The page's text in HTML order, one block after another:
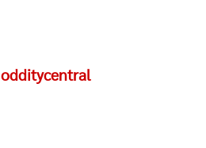
odditycentral